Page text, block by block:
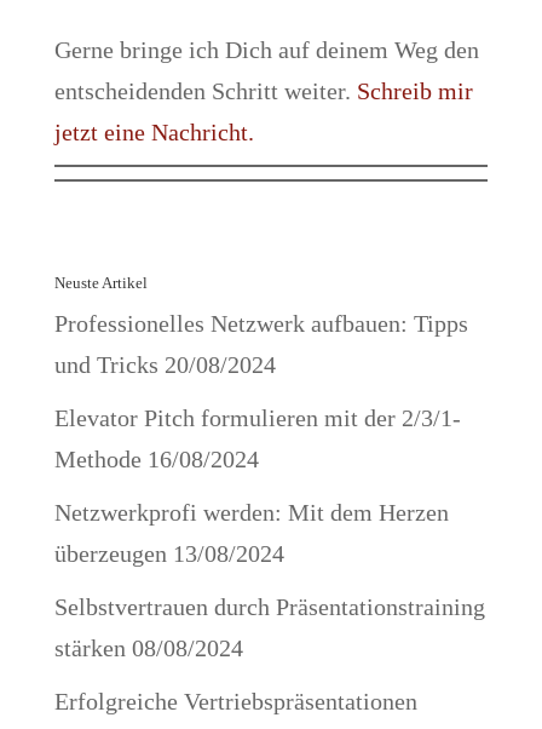
Gerne bringe ich Dich auf deinem Weg den
entscheidenden Schritt weiter. Schreib mir
jetzt eine Nachricht.
Neuste Artikel
Professionelles Netzwerk aufbauen: Tipps
und Tricks 20/08/2024
Elevator Pitch formulieren mit der 2/3/1-
Methode 16/08/2024
Netzwerkprofi werden: Mit dem Herzen
überzeugen 13/08/2024
Selbstvertrauen durch Präsentationstraining
stärken 08/08/2024
Erfolgreiche Vertriebspräsentationen